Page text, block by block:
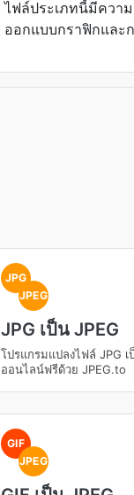
ไฟล์ประเภทนี้มีควา
ออกแบบกราฟิกและ
JPG
JPEG
JPG เป็น JPEG
โปรแกรมแปลงไฟล์ JPG เ
ออนไลน์ฟรีด้วย JPEG.to
GIF
JPEG